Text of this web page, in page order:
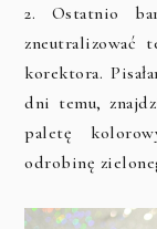
2. Ostatnio
zneutralizować
korektora.
dni temu,
paletę
odrobinę